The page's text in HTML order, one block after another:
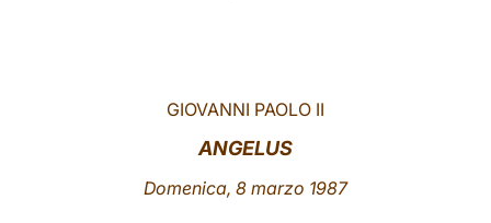
LATINE
GIOVANNI PAOLO II
ANGELUS
Domenica, 8 marzo 1987